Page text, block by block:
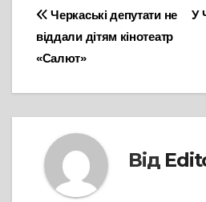
Навігація
записів
У
Черкаські депутати не
віддали дітям кінотеатр
«Салют»
Від